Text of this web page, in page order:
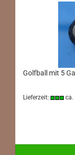
Golfball mit 5
Lieferzeit: ca.